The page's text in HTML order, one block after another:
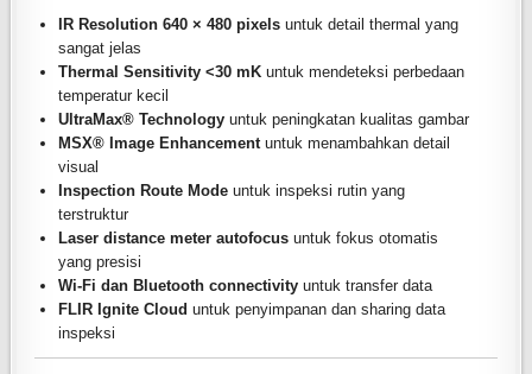
IR Resolution 640 × 480 pixels untuk detail thermal yang
sangat jelas
Thermal Sensitivity <30 mK untuk mendeteksi perbedaan
temperatur kecil
UltraMax® Technology untuk peningkatan kualitas gambar
MSX® Image Enhancementuntuk menambahkan detail
visual
Inspection Route Mode untuk inspeksi rutin yang
terstruktur
Laser distance meter autofocus untuk fokus otomatis
yang presisi
Wi-Fi dan Bluetooth connectivity untuk transfer data
FLIR Ignite Cloud untuk penyimpanan dan sharing data
inspeksi